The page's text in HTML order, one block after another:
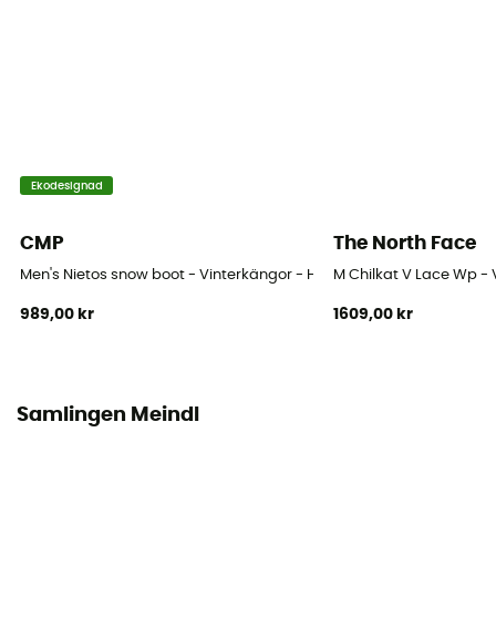
Stängningssystem
Stavens material
Yttermaterial
Ekodesignad
CMP
Men's Nietos snow boot - Vinterkängor - Herr
989,00 kr
The North Face
M Chilkat V Lace Wp
1609,00 kr
Samlingen Meindl